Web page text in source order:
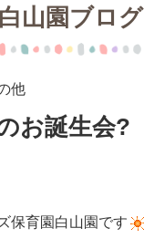
白山園ブログ
他
お誕生会?
保育園白山園です